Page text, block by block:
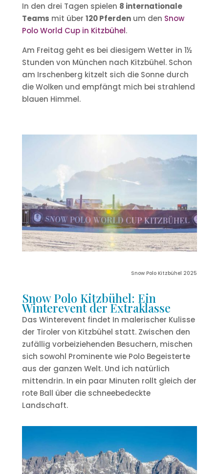
In den drei Tagen spielen 8 internationale
Teams mit über 120 Pferdenum den Snow
Polo World Cup in Kitzbühel.
Am Freitag geht es bei diesigem Wetter in 1½
Stunden von München nach Kitzbühel. Schon
am Irschenberg kitzelt sich die Sonne durch
die Wolken und empfängt mich bei strahlend
blauen Himmel.
Snow Polo Kitzbühel 2025
Snow Polo Kitzbühel: Ein
Winterevent der Extraklasse
Das Winterevent findet In malerischer Kulisse
der Tiroler von Kitzbühel statt. Zwischen den
zufällig vorbeiziehenden Besuchern, mischen
sich sowohl Prominente wie Polo Begeisterte
aus der ganzen Welt. Und ich natürlich
mittendrin. In ein paar Minuten rollt gleich der
rote Ball über die schneebedeckte
Landschaft.